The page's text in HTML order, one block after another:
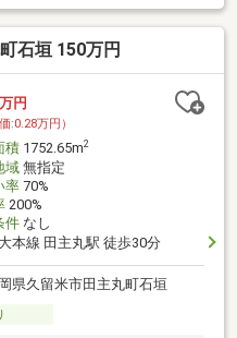
石垣 150万円
万円
:0.28万円）
積1752.65m2
域無指定
率70%
200%
件なし
本線 田主丸駅 徒歩30分
県久留米市田主丸町石垣